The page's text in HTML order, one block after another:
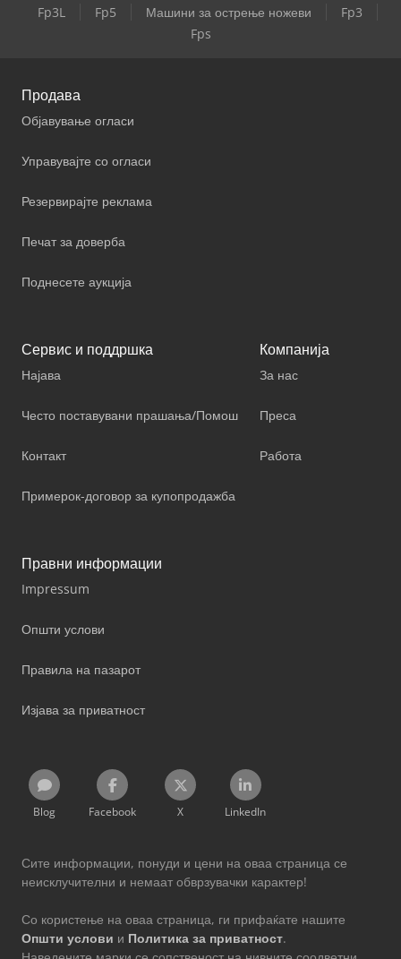
Fp3L
Fp5 Машини за острење ножеви
Fp3
Fps
Продава
Објавување огласи
Управувајте со огласи
Резервирајте реклама
Печат за доверба
Поднесете аукција
Сервис и поддршка
Најава
Често поставувани прашања/Помош
Контакт
Примерок-договор за купопродажба
Компанија
За нас
Преса
Работа
Правни информации
Impressum
Општи услови
Правила на пазарот
Изјава за приватност
Blog Facebook X LinkedIn
Сите информации, понуди и цени на оваа страница се
неисклучителни и немаат обврзувачки карактер!
Со користење на оваа страница, ги прифаќате нашите
Општи услови и Политика за приватност.